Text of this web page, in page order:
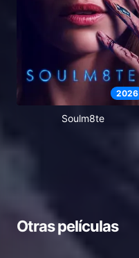
2026
Soulm8te
Otras películas